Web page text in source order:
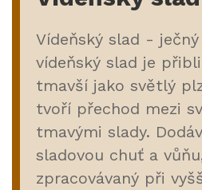
Vídeňský slad - ječný
vídeňský slad je
tmavší jako světlý
tvoří přechod mezi
tmavými slady.
sladovou chuť a
zpracovávaný při